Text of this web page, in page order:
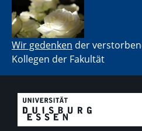
Wir gedenken der
Kollegen der Fakultät